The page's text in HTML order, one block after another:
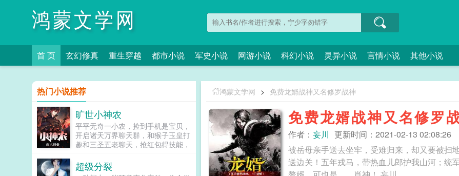
鸿蒙文学网
首 页 玄幻修真 重生穿越 都市小说 军史小说 网游小说 科幻小说 灵异小说 言情小说 其他小说
鸿蒙文学网 > 免费龙婿战神又名修罗战神
免费龙婿战神又名修罗
作者： 妄川 更新时间：2021-02-13 02:08:26
被岳母亲手送去坐牢，受难归来，却又要被扫
送边关！五年戎马，带热血儿郎护我山河；统
热门小说推荐
旷世小神农
平平无奇一小农，捡到手机是宝贝，
开启诸天万界聊天群，和猴子玉皇打
趣和三圣五老聊天，抢红包得技能，
超级分裂